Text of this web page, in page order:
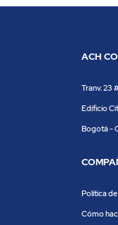
ACH
Tranv. 23
Edificio
Bogotá -
Política
Cómo